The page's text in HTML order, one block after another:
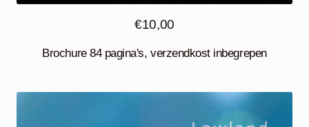
€10,00
Brochure 84 pagina's, verzendkost inbegrepen